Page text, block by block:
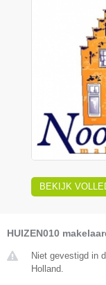
BEKIJK
HUIZEN010
Niet gevestigd in
Holland.